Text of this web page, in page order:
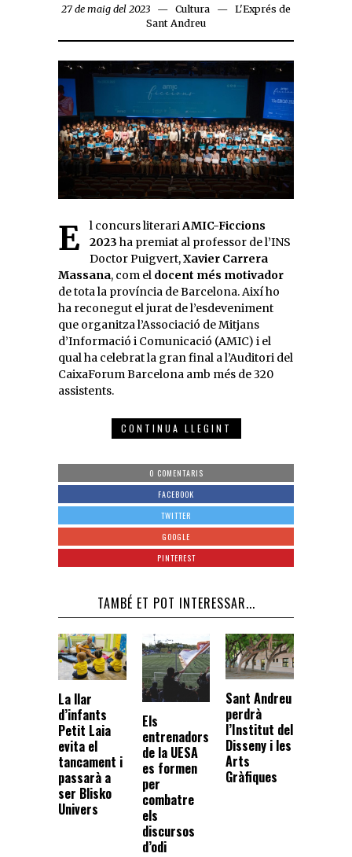
27 de maig del 2023 Cultura
L'Exprés de
Sant Andreu
El concurs literariAMIC-Ficcions
2023 ha premiat al professor de l’INS
Doctor Puigvert,Xavier Carrera
Massana, com el docent més motivador
de tota la província de Barcelona. Així ho
ha reconegut el jurat de l’esdeveniment
que organitza l’Associació de Mitjans
d’Informació i Comunicació (AMIC) i el
qual ha celebrat la gran final a l’Auditori del
CaixaForum Barcelona amb més de 320
assistents.
CONTINUA LLEGINT
0 COMENTARIS
FACEBOOK
TWITTER
GOOGLE
PINTEREST
TAMBÉ ET POT INTERESSAR...
La llar
d’infants
Petit Laia
evita el
tancament i
passarà a
ser Blisko
Univers
Els
entrenadors
de la UESA
es formen
per
combatre
els
discursos
d’odi
Sant Andreu
perdrà
l’Institut del
Disseny i les
Arts
Gràfiques